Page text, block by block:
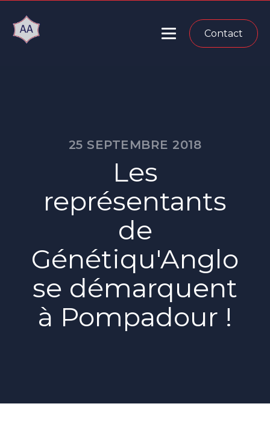
Contact
25 SEPTEMBRE 2018
Les
représentants
de
Génétiqu'Anglo
se démarquent
à Pompadour !